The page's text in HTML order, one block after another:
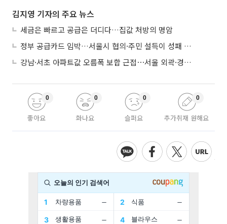
김지영 기자의 주요 뉴스
세금은 빠르고 공급은 더디다…집값 처방의 명암
정부 공급카드 임박…서울시 협의·주민 설득이 성패 가른다
강남·서초 아파트값 오름폭 보합 근접⋯서울 외곽·경기 남부 중심 매수세
좋아요
0
화나요
0
슬퍼요
0
추가취재 원해요
0